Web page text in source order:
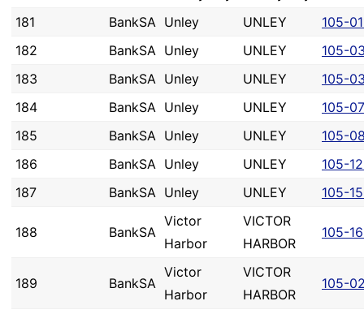
181
BankSA Unley UNLEY
105-
182
BankSA Unley UNLEY
105-
183
BankSA Unley UNLEY
105-
184
BankSA Unley UNLEY
105-
185
BankSA Unley UNLEY
105-
186
BankSA Unley UNLEY
105-
187
BankSA Unley UNLEY 105-
188 BankSA
Victor
Harbor
VICTOR
HARBOR
105-
189 BankSA
Victor
Harbor
VICTOR
HARBOR
105-